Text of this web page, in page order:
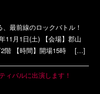
最前線のロックバトル！
11月1日(土) 【会場】郡山
2階 【時間】開場15時 […]
ィバルに出演します！